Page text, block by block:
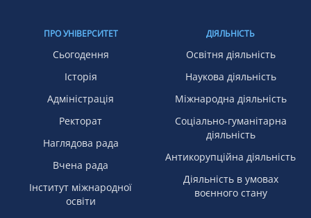
ПРО УНІВЕРСИТЕТ
Сьогодення
Історія
Адміністрація
Ректорат
Наглядова рада
Вчена рада
Інститут міжнародної
освіти
ДІЯЛЬНІСТЬ
Освітня діяльність
Наукова діяльність
Міжнародна діяльність
Соціально-гуманітарна
діяльність
Антикорупційна діяльність
Діяльність в умовах
воєнного стану